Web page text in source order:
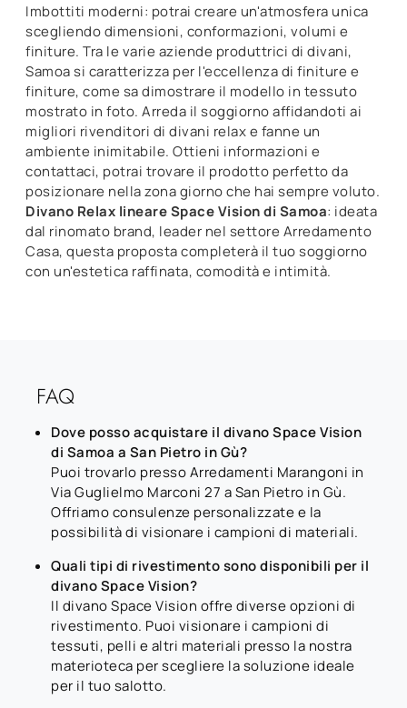
Imbottiti moderni: potrai creare un'atmosfera unica
scegliendo dimensioni, conformazioni, volumi e
finiture. Tra le varie aziende produttrici di divani,
Samoa si caratterizza per l'eccellenza di finiture e
finiture, come sa dimostrare il modello in tessuto
mostrato in foto. Arreda il soggiorno affidandoti ai
migliori rivenditori di divani relax e fanne un
ambiente inimitabile. Ottieni informazioni e
contattaci, potrai trovare il prodotto perfetto da
posizionare nella zona giorno che hai sempre voluto.
Divano Relax lineare Space Vision di Samoa: ideata
dal rinomato brand, leader nel settore Arredamento
Casa, questa proposta completerà il tuo soggiorno
con un'estetica raffinata, comodità e intimità.
FAQ
Dove posso acquistare il divano Space Vision
di Samoa a San Pietro in Gù?
Puoi trovarlo presso Arredamenti Marangoni in
Via Guglielmo Marconi 27 a San Pietro in Gù.
Offriamo consulenze personalizzate e la
possibilità di visionare i campioni di materiali.
Quali tipi di rivestimento sono disponibili per il
divano Space Vision?
Il divano Space Vision offre diverse opzioni di
rivestimento. Puoi visionare i campioni di
tessuti, pelli e altri materiali presso la nostra
materioteca per scegliere la soluzione ideale
per il tuo salotto.